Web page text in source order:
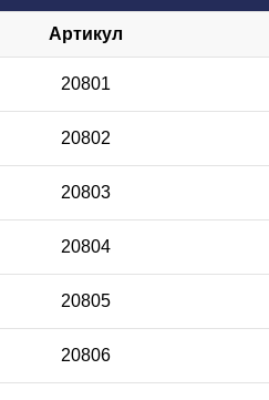
Артикул
20801
20802
20803
20804
20805
20806